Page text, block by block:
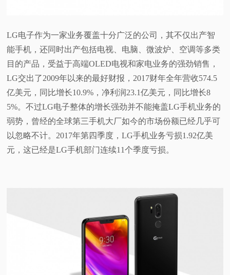
频
科
普
验
LG电子作为一家业务覆盖十分广泛的公司，其不仅出产智
能手机，还同时出产包括电视、电脑、微波炉、空调等多类
目的产品，受益于高端OLED电视和家电业务的强劲销售，
LG交出了2009年以来的最好财报，2017财年全年营收574.5
亿美元，同比增长10.9%，净利润23.1亿美元，同比增长8
5%。不过LG电子整体的增长强劲并不能掩盖LG手机业务的
弱势，曾经的全球第三手机大厂如今的市场份额已经几乎可
以忽略不计。2017年第四季度，LG手机业务亏损1.92亿美
元，这已经是LG手机部门连续11个季度亏损。